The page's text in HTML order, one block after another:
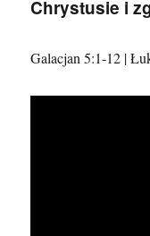
–
daje
Chrystusie i
Galacjan 5:1-12 |